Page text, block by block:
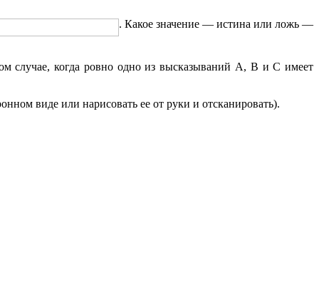
. Какое значение — истина или ложь —
случае, когда ровно одно из высказываний А, В иС имеет
виде или нарисовать ее от руки и отсканировать).